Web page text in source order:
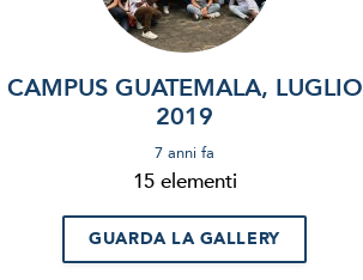
CAMPUS GUATEMALA, LUGLIO
2019
7 anni fa
15 elementi
GUARDA LA GALLERY